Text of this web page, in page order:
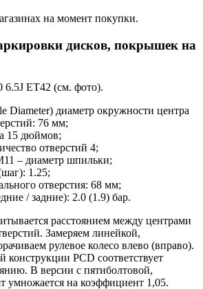
на момент покупки.
дисков, покрышек на
ET42 (см. фото).
Diameter) диаметр окружности центра
76 мм;
15 дюймов;
отверстий 4;
– диаметр шпильки;
1.25;
отверстия: 68 мм;
/ задние): 2.0 (1.9) бар.
расстоянием между центрами
Замеряем линейкой,
рулевое колесо влево (вправо).
конструкции PCD соответствует
В версии с пятиболтовой,
умножается на коэффициент 1,05.